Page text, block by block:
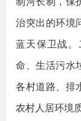
治突出的环境
蓝天保卫战
命、生活污水
各村道路、排
农村人居环境质